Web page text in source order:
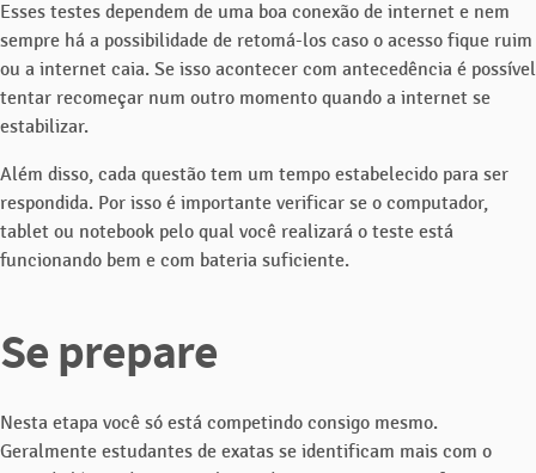
Esses testes dependem de uma boa conexão de internet e nem
sempre há a possibilidade de retomá-los caso o acesso fique ruim
ou a internet caia. Se isso acontecer com antecedência é possível
tentar recomeçar num outro momento quando a internet se
estabilizar.
Além disso, cada questão tem um tempo estabelecido para ser
respondida. Por isso é importante verificar se o computador,
tablet ou notebook pelo qual você realizará o teste está
funcionando bem e com bateria suficiente.
Se prepare
Nesta etapa você só está competindo consigo mesmo.
Geralmente estudantes de exatas se identificam mais com o